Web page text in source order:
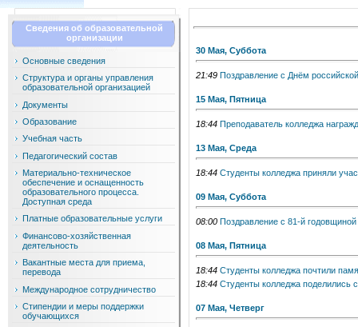
Сведения об образовательной
организации
Основные сведения
Структура и органы управления
образовательной организацией
Документы
Образование
Учебная часть
Педагогический состав
Материально-техническое
обеспечение и оснащенность
образовательного процесса.
Доступная среда
Платные образовательные услуги
Финансово-хозяйственная
деятельность
Вакантные места для приема,
перевода
Международное сотрудничество
Стипендии и меры поддержки
обучающихся
30 Мая, Суббота
21:49 Поздравление с Днём
15 Мая, Пятница
18:44 Преподаватель колледжа
13 Мая, Среда
18:44 Студенты колледжа приняли
09 Мая, Суббота
08:00 Поздравление с 81-й
08 Мая, Пятница
18:44 Студенты колледжа почтили
18:44 Студенты колледжа поделились
07 Мая, Четверг